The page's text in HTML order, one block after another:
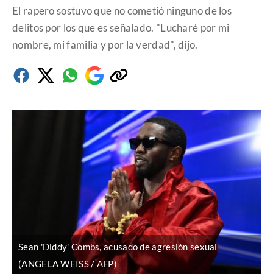
El rapero sostuvo que no cometió ninguno de los
delitos por los que es señalado. "Lucharé por mi
nombre, mi familia y por la verdad", dijo.
FacebookTwitterWhatsapp
Google
Discover
Copiar
enlace
Sean 'Diddy' Combs, acusado de agresión sexual
(ANGELA WEISS / AFP)